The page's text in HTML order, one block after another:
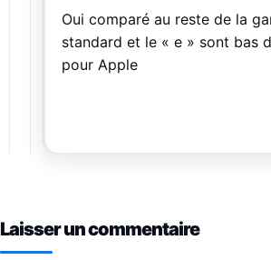
Oui comparé au reste de la
standard et le « e » sont bas
pour Apple
Laisser un commentaire